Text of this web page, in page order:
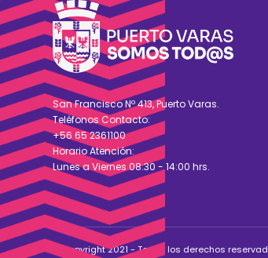
San Francisco Nº 413, Puerto Varas.
Teléfonos Contacto:
+56 65 2361100
Horario Atención:
Lunes a Viernes 08:30 - 14:00 hrs.
© Copyright 2021 - Todos los derechos